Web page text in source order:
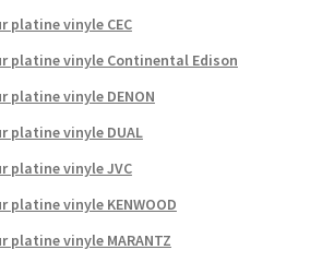
platine vinyle CEC
platine vinyle Continental Edison
platine vinyle DENON
platine vinyle DUAL
platine vinyle JVC
platine vinyle KENWOOD
platine vinyle MARANTZ